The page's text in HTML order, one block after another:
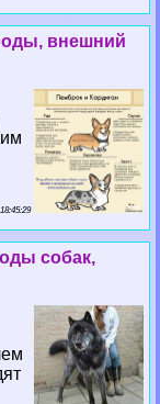
внешний
собак,